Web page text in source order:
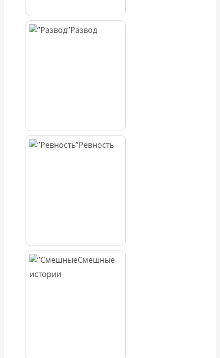
Развод
Ревность
Смешные
истории